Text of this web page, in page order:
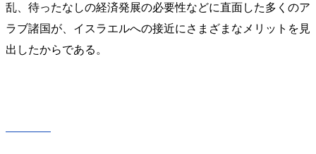
乱、待ったなしの経済発展の必要性などに直面した多くのア
ラブ諸国が、イスラエルへの接近にさまざまなメリットを見
出したからである。